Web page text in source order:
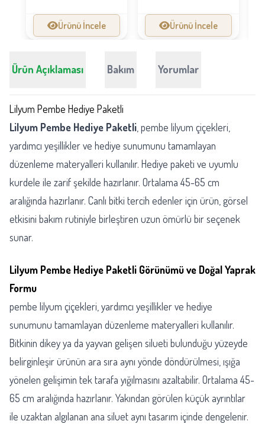
Ürünü İncele Ürünü İncele
Ürün Açıklaması Bakım Yorumlar
Lilyum Pembe Hediye Paketli
Lilyum Pembe Hediye Paketli , pembe lilyum çiçekleri,
yardımcı yeşillikler ve hediye sunumunu tamamlayan
düzenleme materyalleri kullanılır. Hediye paketi ve uyumlu
kurdele ile zarif şekilde hazırlanır. Ortalama 45-65 cm
aralığında hazırlanır. Canlı bitki tercih edenler için ürün, görsel
etkisini bakım rutiniyle birleştiren uzun ömürlü bir seçenek
sunar.
Lilyum Pembe Hediye Paketli Görünümü ve Doğal Yaprak
Formu
pembe lilyum çiçekleri, yardımcı yeşillikler ve hediye
sunumunu tamamlayan düzenleme materyalleri kullanılır.
Bitkinin dikey ya da yayvan gelişen silueti bulunduğu yüzeyde
belirginleşir ürünün ara sıra aynı yönde döndürülmesi, ışığa
yönelen gelişimin tek tarafa yığılmasını azaltabilir. Ortalama 45-
65 cm aralığında hazırlanır. Yakından görülen küçük ayrıntılar
ile uzaktan algılanan ana siluet aynı tasarım içinde dengelenir.